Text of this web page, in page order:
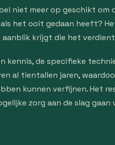
niet meer op geschikt
het ooit gedaan heeft?
krijgt die het
de specifieke
al tientallen jaren,
kunnen verfijnen. Het
zorg aan de slag